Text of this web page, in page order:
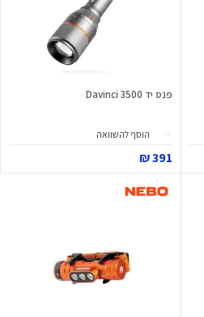
פנס יד Davinci 3500
הוסף להשוואה
391 ₪